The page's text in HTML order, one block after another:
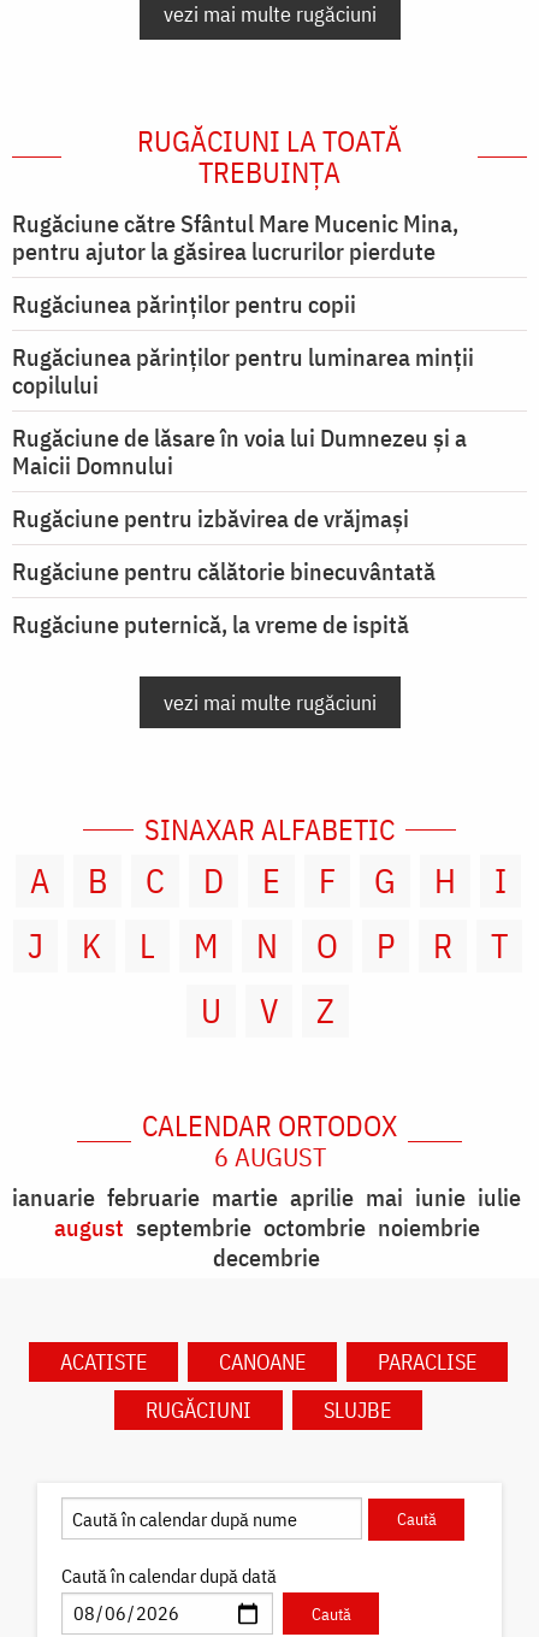
vezi mai multe rugăciuni
RUGĂCIUNI LA TOATĂ
TREBUINȚA
Rugăciune către Sfântul Mare Mucenic Mina,
pentru ajutor la găsirea lucrurilor pierdute
Rugăciunea părinților pentru copii
Rugăciunea părinților pentru luminarea minţii
copilului
Rugăciune de lăsare în voia lui Dumnezeu şi a
Maicii Domnului
Rugăciune pentru izbăvirea de vrăjmași
Rugăciune pentru călătorie binecuvântată
Rugăciune puternică, la vreme de ispită
vezi mai multe rugăciuni
SINAXAR ALFABETIC
A B C D E F G H
I
J
K L M N O P R
T
U
V Z
CALENDAR ORTODOX
6 AUGUST
ianuarie februarie martie aprilie mai iunie iulie
august septembrie octombrie noiembrie
decembrie
ACATISTE CANOANE
PARACLISE
RUGĂCIUNI
SLUJBE
Caută în calendar după dată